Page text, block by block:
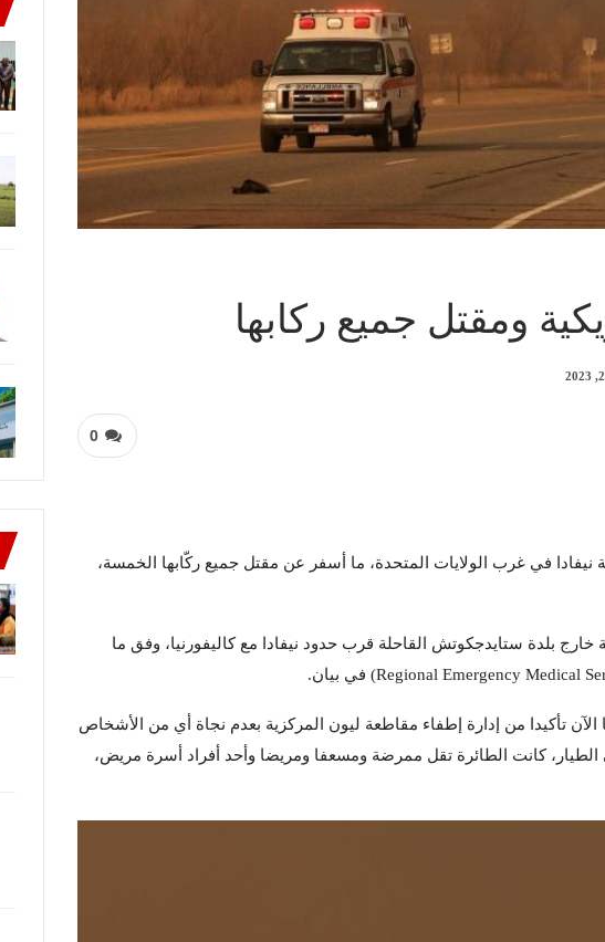
ومقتل جميع ركابها
0
في غرب الولايات المتحدة، ما أسفر عن مقتل جميع ركّابها الخمسة،
خارج بلدة ستايدجكوتش القاحلة قرب حدود نيفادا مع كاليفورنيا، وفق ما
الآن تأكيدا من إدارة إطفاء مقاطعة ليون المركزية بعدم نجاة أي من الأشخاص
الطيار، كانت الطائرة تقل ممرضة ومسعفا ومريضا وأحد أفراد أسرة مريض،